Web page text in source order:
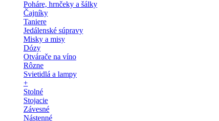
Poháre, hrnčeky a šálky
Čajníky
Taniere
Jedálenské súpravy
Misky a misy
Dózy
Otvárače na víno
Rôzne
Svietidlá a lampy
+
Stolné
Stojacie
Závesné
Nástenné